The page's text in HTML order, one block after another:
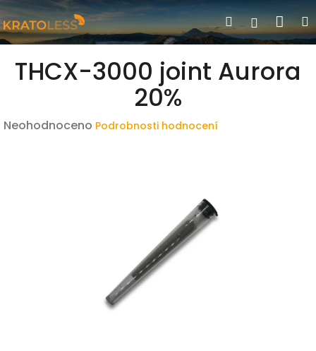
Přejít
na
obsah
Hledat
THCX-3000 joint Aurora
20%
Průměrné
Neohodnoceno Podrobnosti hodnocení